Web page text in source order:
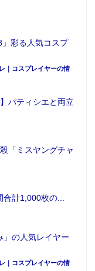
」彩る人気コスプ
｜コスプレイヤーの情
パティシエと両立
「ミスヤングチャ
計1,000枚の...
」の人気レイヤー
｜コスプレイヤーの情